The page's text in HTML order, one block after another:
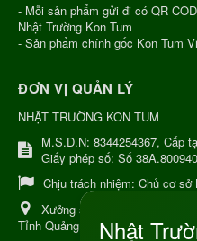
- Mỗi sản phẩm gửi đi có QR
Nhật Trường Kon Tum
- Sản phẩm chính gốc Kon Tum
ĐƠN VỊ QUẢN LÝ
NHẬT TRƯỜNG KON TUM
M.S.D.N: 8344254367, Cấp
Giấy phép số: Số
Chịu trách nhiệm: Chủ cơ sở
Xưởng sản xuất:
Tỉnh Quảng Ngải